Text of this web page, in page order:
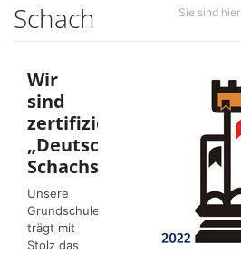
Schach Sie sind hier
Wir
sind
zertifizierte
„Deutsche
Schachschule“
Unsere
Grundschule
trägt mit
Stolz das